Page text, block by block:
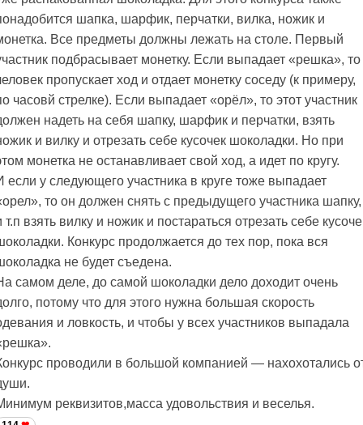
шапка, шарфик, перчатки, вилка, ножик и
Все предметы должны лежать на столе. Первый
подбрасывает монетку. Если выпадает «решка», то
пропускает ход и отдает монетку соседу (к примеру,
часовй стрелке). Если выпадает «орёл», то этот участник
надеть на себя шапку, шарфик и перчатки, взять
и вилку и отрезать себе кусочек шоколадки. Но при
монетка не останавливает свой ход, а идет по кругу.
если у следующего участника в круге тоже выпадает
то он должен снять с предыдущего участника шапку,
т.п взять вилку и ножик и постараться отрезать себе
Конкурс продолжается до тех пор, пока вся
не будет съедена.
самом деле, до самой шоколадки дело доходит очень
потому что для этого нужна большая скорость
и ловкость, и чтобы у всех участников выпадала
проводили в большой компанией — нахохотались
реквизитов,масса удовольствия и веселья.